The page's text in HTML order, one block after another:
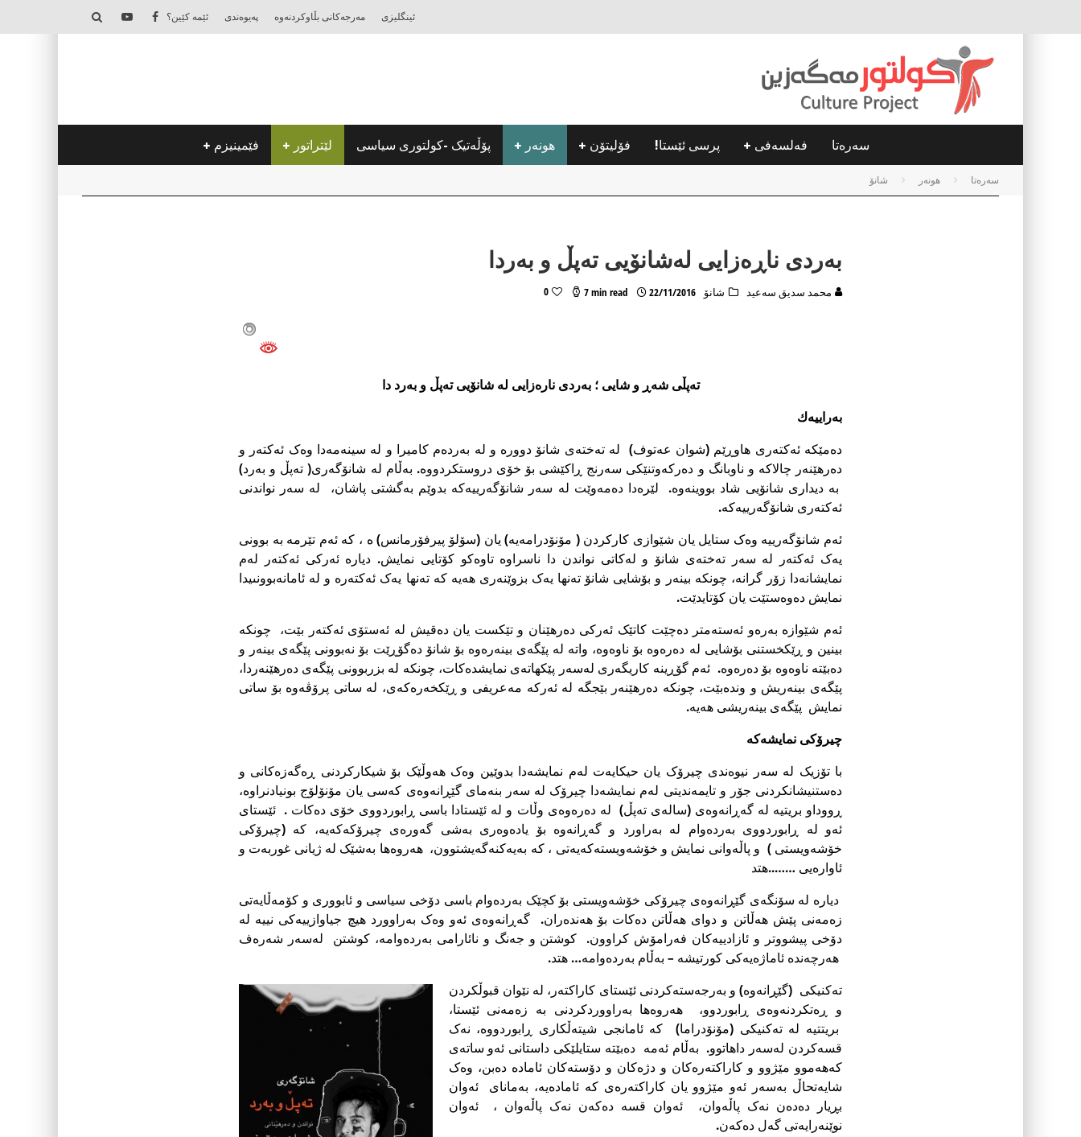
ئینگلیزی مه‌رجه‌كانی بڵاوكردنه‌وه‌ په‌یوه‌ندی ئێمه‌ كێین؟
سه‌ره‌تا فه‌لسه‌فی پرسی ئێستا! فۆلیتۆن هونه‌ر پۆڵه‌تیک -كولتوری سیاسی لێتراتور فێمینیزم
سه‌ره‌تا هونه‌ر شانۆ
بەردى ناڕەزایى لەشانۆیى تەپڵ و بەردا
محمد سدیق سه‌عید شانۆ 22/11/2016
7 min read
0
تەپڵى شەڕ و شایى ؛ بەردى نارەزایى لە شانۆیى تەپڵ و بەرد دا
به‌راییه‌ك
دەمێکە ئەکتەرى هاوڕێم (شوان عه‌توف) لە تەختەى شانۆ دوورە و لە بەردەم کامیرا و لە سینەمەدا وەک ئەکتەر و
دەرهێنەر چالاکە و ناوبانگ و دەرکەوتنێکى سەرنج ڕاکێشى بۆ خۆى دروستکردووە. بەڵام لە شانۆگەرى( تەپڵ و بەرد)
بە دیدارى شانۆیى شاد بووینەوە. لێرەدا دەمەوێت لە سەر شانۆگەرییەکە بدوێم بەگشتى پاشان، لە سەر نواندنى
ئەکتەرى شانۆگەرییەکە.
ئەم شانۆگەرییە وەک ستایل یان شێوازى کارکردن ( مۆنۆدرامەیە) یان (سۆلۆ پیرفۆرمانس) ە ، کە ئەم تێرمە بە بوونى
یەک ئەکتەر لە سەر تەختەى شانۆ و لەکاتى نواندن دا ناسراوە تاوه‌كو کۆتایى نمایش. دیاره‌ ئەرکى ئەکتەر لەم
نمایشانەدا زۆر گرانە، چونکە بینەر و بۆشایى شانۆ تەنها یەک بزوێنەرى هەیە کە تەنها یەک ئەکتەرە و لە ئامانەبوونىیدا
نمایش دەوەستێت یان کۆتایدێت.
ئەم شێوازە بەرەو ئەستەمتر دەچێت کاتێک ئەرکى دەرهێنان و تێکست یان دەقیش لە ئەستۆى ئەکتەر بێت، چونکە
بینین و ڕێکخستنى بۆشایی لە دەرەوە بۆ ناوەوە، واتە لە پێگەى بینەرەوە بۆ شانۆ دەگۆڕێت بۆ نەبوونى پێگەى بینەر و
دەبێتە ناوەوە بۆ دەرەوە. ئەم گۆڕینە کاریگەرى لەسەر پێکهاتەى نمایشدەکات، چونکە لە بزربوونى پێگەى دەرهێنەردا،
پێگەى بینەریش و وندەبێت، چونکە دەرهێنەر بێجگە لە ئەرکە مەعریفى و ڕێکخەرەکەى، لە ساتى پرۆڤەوە بۆ ساتى
نمایش پێگەى بینەریشى هەیە.
چیرۆكی نمایشه‌كه‌
با تۆزیک لە سەر نیوەندى چیرۆک یان حیکایەت لەم نمایشەدا بدوێین وەک هەوڵێک بۆ شیکارکردنى ڕەگەزەکانى و
دەستنیشانکردنى جۆر و تایمەندیتى لەم نمایشەدا چیرۆک لە سەر بنەماى گێڕانەوەى کەسى یان مۆنۆلۆج بونیادنراوە،
ڕووداو بریتیە لە گەڕانەوەى (سالەى تەپڵ) لە دەرەوەى وڵات و لە ئێستادا باسى ڕابوردووى خۆى دەکات . ئێستاى
ئەو لە ڕابوردووى بەردەوام لە بەراورد و گەڕانەوە بۆ یادەوەرى بەشى گەورەى چیرۆکەکەیە، کە (چیرۆکى
خۆشەویستى ) و پاڵەوانى نمایش و خۆشەویستەکەیەتى ، کە بەیەکنەگەیشتوون، هەروەها بەشێک لە ژیانى غوربەت و
ئاوارەیى ……..هتد
دیارە لە سۆنگەى گێڕانەوەى چیرۆکى خۆشەویستى بۆ کچێک بەردەوام باسى دۆخى سیاسى و ئابوورى و کۆمەڵایەتى
زەمەنى پێش هەڵاتن و دواى هەڵاتن دەکات بۆ هەندەران. گەڕانەوەى ئەو وەک بەراوورد هیچ جیاوازییەکى نییە لە
دۆخى پیشووتر و ئازادییەکان فەرامۆش کراوون. کوشتن و جەنگ و نائارامى بەردەوامە، کوشتن لەسەر شەرەف
هەرچەندە ئاماژەیەکى کورتیشە – بەڵام بەردەوامە… هتد.
تەکنیکى (گێڕانەوە) و بەرجەستەکردنى ئێستاى کاراکتەر، لە نێوان قبوڵکردن
و ڕەتکردنەوەى ڕابوردوو، هەروەها بەراووردکردنى بە زەمەنى ئێستا،
بریتتیە لە تەکنیکى (مۆنۆدراما) کە ئامانجی شیتەڵکارى ڕابوردووە، نەک
قسەکردن لەسەر داهاتوو. به‌ڵام ئه‌مه‌ دەبێتە ستایلێکى داستانى ئەو ساتەى
کەهەموو مێژوو و کاراکتەرەکان و دژەکان و دۆستەکان ئامادە دەبن، وەک
شایەتحاڵ بەسەر ئەو مێژوو یان کاراکتەرەى کە ئامادەیە، به‌مانای ئەوان
بڕیار دەدەن نەک پاڵەوان، ئەوان قسە دەکەن نەک پاڵەوان ، ئەوان
نوێنەرایەتى گەل دەکەن.